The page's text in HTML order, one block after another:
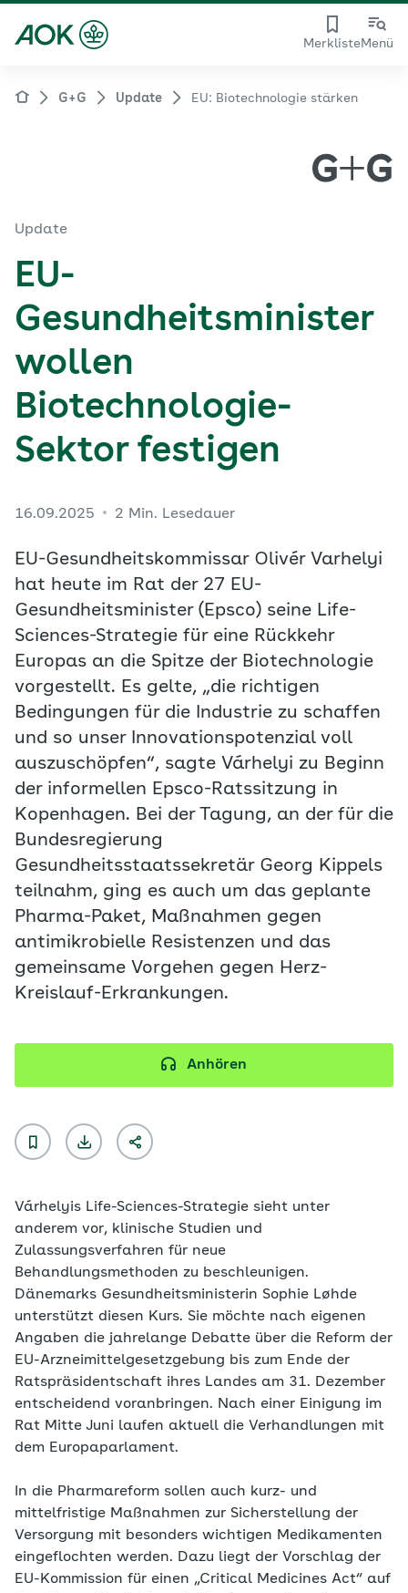
MerklisteMenü
G+G Update EU: Biotechnologie stärken
Update
EU-
Gesundheitsminister
wollen
Biotechnologie-
Sektor festigen
16.09.2025 2 Min. Lesedauer
EU-Gesundheitskommissar Olivér Varhelyi
hat heute im Rat der 27 EU-
Gesundheitsminister (Epsco) seine Life-
Sciences-Strategie für eine Rückkehr
Europas an die Spitze der Biotechnologie
vorgestellt. Es gelte, „die richtigen
Bedingungen für die Industrie zu schaffen
und so unser Innovationspotenzial voll
auszuschöpfen“, sagte Várhelyi zu Beginn
der informellen Epsco-Ratssitzung in
Kopenhagen. Bei der Tagung, an der für die
Bundesregierung
Gesundheitsstaatssekretär Georg Kippels
teilnahm, ging es auch um das geplante
Pharma-Paket, Maßnahmen gegen
antimikrobielle Resistenzen und das
gemeinsame Vorgehen gegen Herz-
Kreislauf-Erkrankungen.
Anhören
Várhelyis Life-Sciences-Strategie sieht unter
anderem vor, klinische Studien und
Zulassungsverfahren für neue
Behandlungsmethoden zu beschleunigen.
Dänemarks Gesundheitsministerin Sophie Løhde
unterstützt diesen Kurs. Sie möchte nach eigenen
Angaben die jahrelange Debatte über die Reform der
EU-Arzneimittelgesetzgebung bis zum Ende der
Ratspräsidentschaft ihres Landes am 31. Dezember
entscheidend voranbringen. Nach einer Einigung im
Rat Mitte Juni laufen aktuell die Verhandlungen mit
dem Europaparlament.
In die Pharmareform sollen auch kurz- und
mittelfristige Maßnahmen zur Sicherstellung der
Versorgung mit besonders wichtigen Medikamenten
eingeflochten werden. Dazu liegt der Vorschlag der
EU-Kommission für einen „Critical Medicines Act“ auf